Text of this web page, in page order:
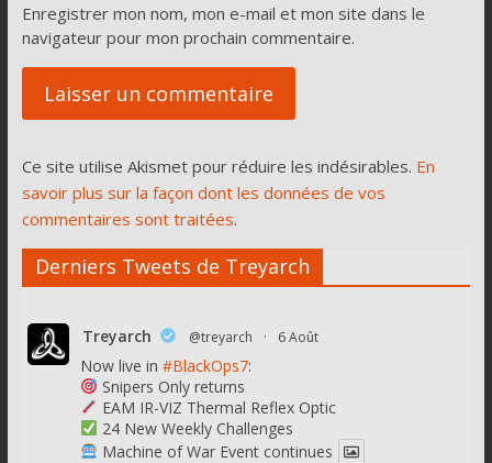
Enregistrer mon nom, mon e-mail et mon site dans le
navigateur pour mon prochain commentaire.
Ce site utilise Akismet pour réduire les indésirables. En
savoir plus sur la façon dont les données de vos
commentaires sont traitées.
Derniers Tweets de Treyarch
Treyarch @treyarch · 6 Août
Now live in #BlackOps7:
Snipers Only returns
EAM IR-VIZ Thermal Reflex Optic
24 New Weekly Challenges
Machine of War Event continues